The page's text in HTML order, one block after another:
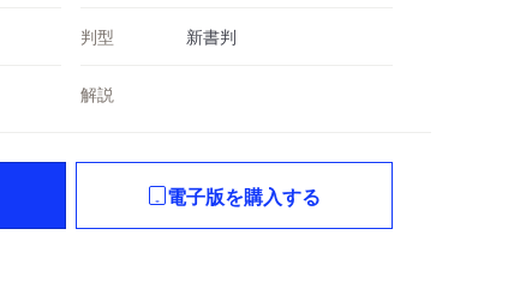
判型 新書判
解説
電子版を購入する